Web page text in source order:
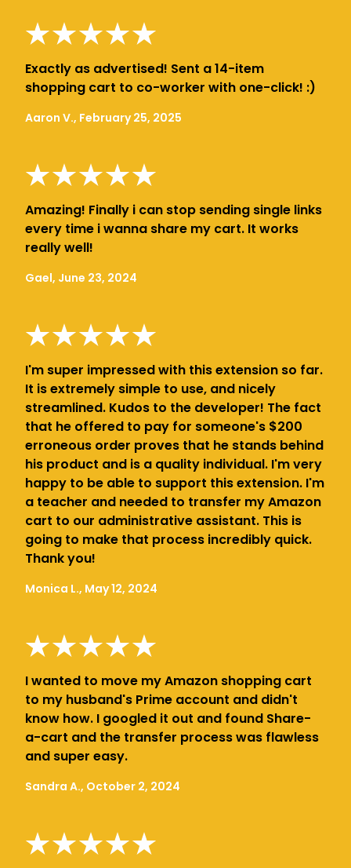
Exactly as advertised! Sent a 14-item
shopping cart to co-worker with one-click! :)
Aaron V., February 25, 2025
Amazing! Finally i can stop sending single links
every time i wanna share my cart. It works
really well!
Gael, June 23, 2024
I'm super impressed with this extension so far.
It is extremely simple to use, and nicely
streamlined. Kudos to the developer! The fact
that he offered to pay for someone's $200
erroneous order proves that he stands behind
his product and is a quality individual. I'm very
happy to be able to support this extension. I'm
a teacher and needed to transfer my Amazon
cart to our administrative assistant. This is
going to make that process incredibly quick.
Thank you!
Monica L., May 12, 2024
I wanted to move my Amazon shopping cart
to my husband's Prime account and didn't
know how. I googled it out and found Share-
a-cart and the transfer process was flawless
and super easy.
Sandra A., October 2, 2024